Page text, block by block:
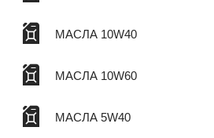
МАСЛА 10W40
МАСЛА 10W60
МАСЛА 5W40